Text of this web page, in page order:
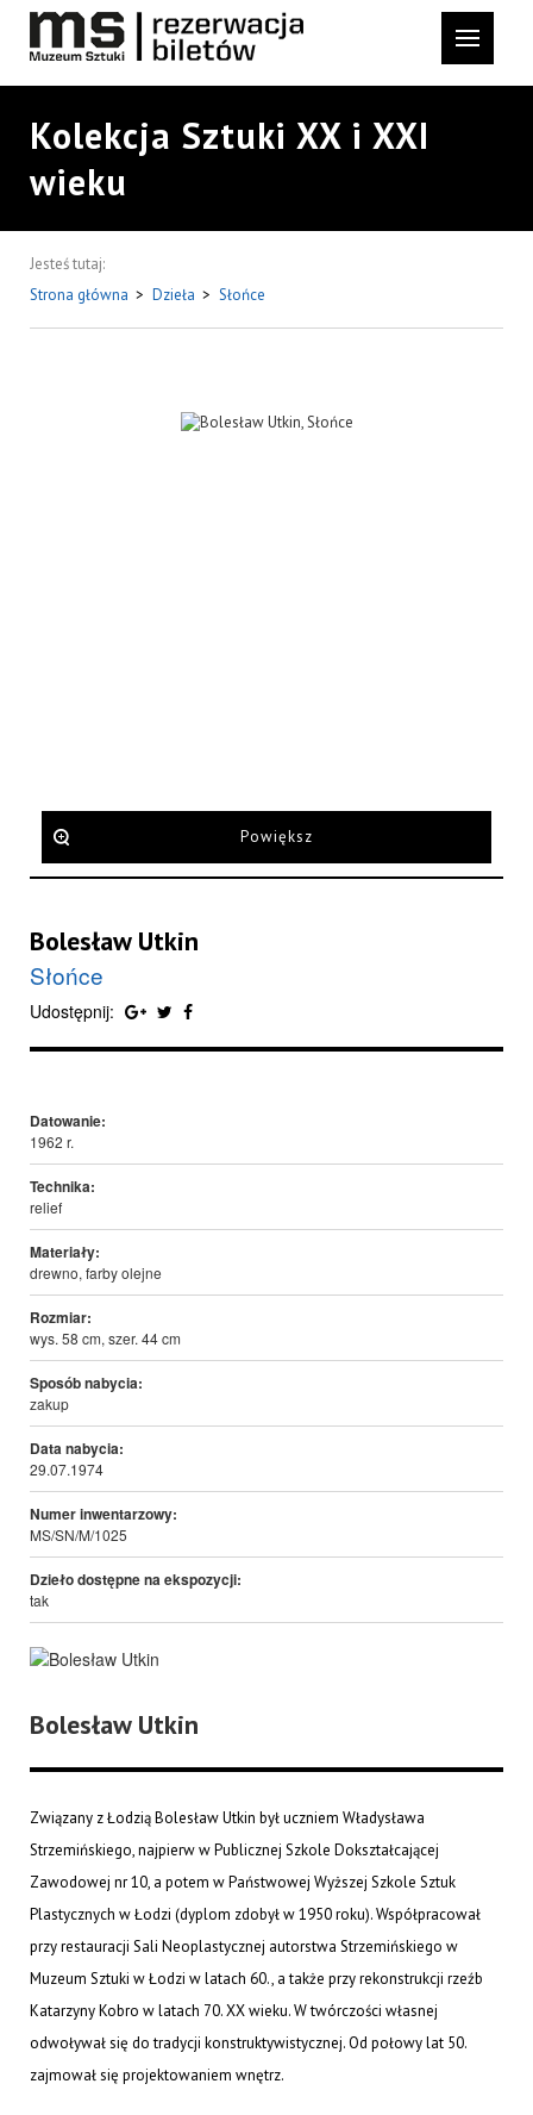
Kolekcja Sztuki XX i XXI
wieku
Jesteś tutaj:
Strona główna > Dzieła > Słońce
Powiększ
Bolesław Utkin
Słońce
Udostępnij:
Datowanie:
1962 r.
Technika:
relief
Materiały:
drewno, farby olejne
Rozmiar:
wys. 58 cm, szer. 44 cm
Sposób nabycia:
zakup
Data nabycia:
29.07.1974
Numer inwentarzowy:
MS/SN/M/1025
Dzieło dostępne na ekspozycji:
tak
Bolesław Utkin
Związany z Łodzią Bolesław Utkin był uczniem Władysława
Strzemińskiego, najpierw w Publicznej Szkole Dokształcającej
Zawodowej nr 10, a potem w Państwowej Wyższej Szkole Sztuk
Plastycznych w Łodzi (dyplom zdobył w 1950 roku). Współpracował
przy restauracji Sali Neoplastycznej autorstwa Strzemińskiego w
Muzeum Sztuki w Łodzi w latach 60., a także przy rekonstrukcji rzeźb
Katarzyny Kobro w latach 70. XX wieku. W twórczości własnej
odwoływał się do tradycji konstruktywistycznej. Od połowy lat 50.
zajmował się projektowaniem wnętrz.